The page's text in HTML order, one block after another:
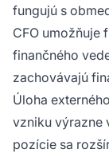
fungujú s
CFO umožňuje
finančného
zachovávajú
Úloha
vzniku výrazne
pozície sa